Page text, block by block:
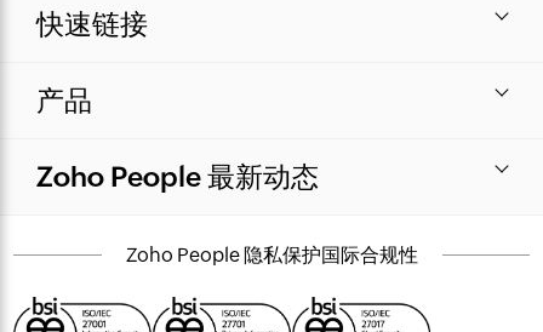
快速链接
产品
Zoho People 最新动态
Zoho People 隐私保护国际合规性